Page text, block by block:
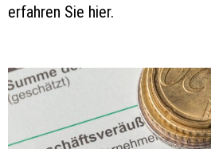
erfahren Sie hier.